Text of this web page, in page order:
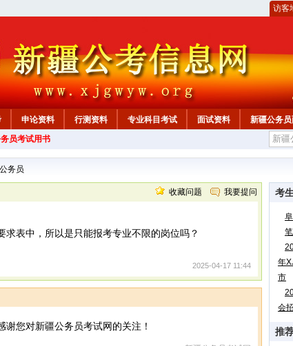
访客
申论资料 行测资料 专业科目考试 面试资料 新疆公务
员考试用书
务员
收藏问题 我要提问
表中，所以是只能报考专业不限的岗位吗？
2025-04-17 11:44
您对新疆公务员考试网的关注！
考
年
市
会
推